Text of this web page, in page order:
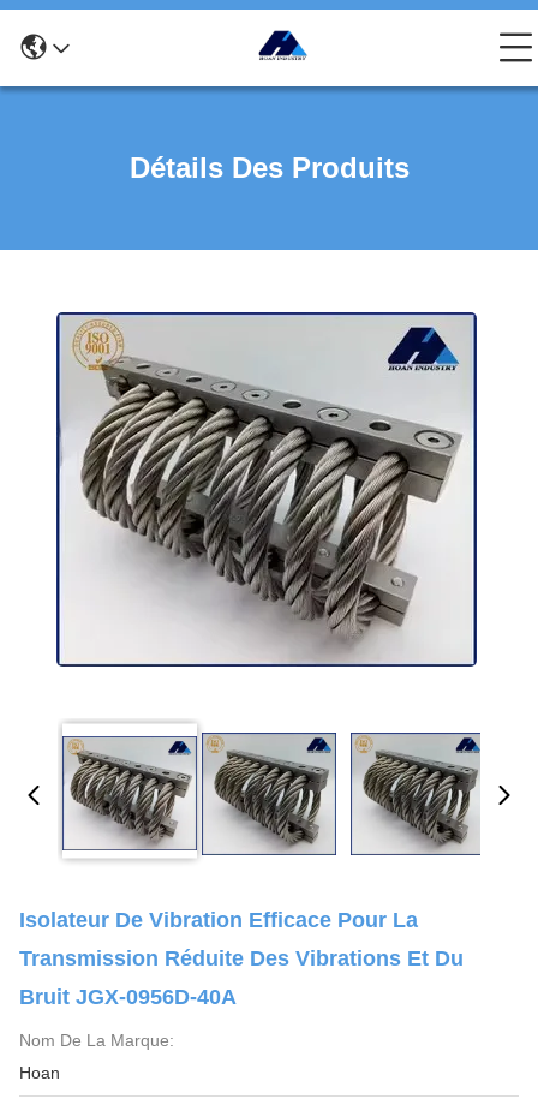
Détails Des Produits
Isolateur De Vibration Efficace Pour La
Transmission Réduite Des Vibrations Et Du
Bruit JGX-0956D-40A
Nom De La Marque:
Hoan